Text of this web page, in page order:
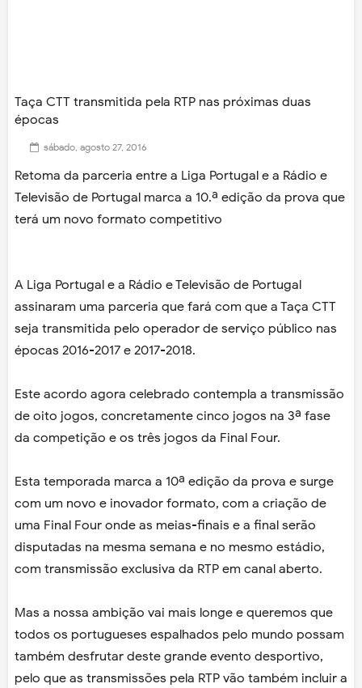
Taça CTT transmitida pela RTP nas próximas duas
épocas
sábado, agosto 27, 2016
Retoma da parceria entre a Liga Portugal e a Rádio e
Televisão de Portugal marca a 10.ª edição da prova que
terá um novo formato competitivo
A Liga Portugal e a Rádio e Televisão de Portugal
assinaram uma parceria que fará com que a Taça CTT
seja transmitida pelo operador de serviço público nas
épocas 2016-2017 e 2017-2018.
Este acordo agora celebrado contempla a transmissão
de oito jogos, concretamente cinco jogos na 3ª fase
da competição e os três jogos da Final Four.
Esta temporada marca a 10ª edição da prova e surge
com um novo e inovador formato, com a criação de
uma Final Four onde as meias-finais e a final serão
disputadas na mesma semana e no mesmo estádio,
com transmissão exclusiva da RTP em canal aberto.
Mas a nossa ambição vai mais longe e queremos que
todos os portugueses espalhados pelo mundo possam
também desfrutar deste grande evento desportivo,
pelo que as transmissões pela RTP vão também incluir a